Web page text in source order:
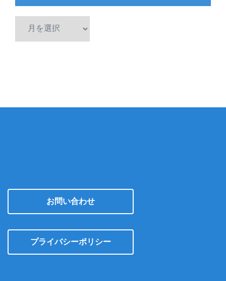
お問い合わせ
プライバシーポリシー